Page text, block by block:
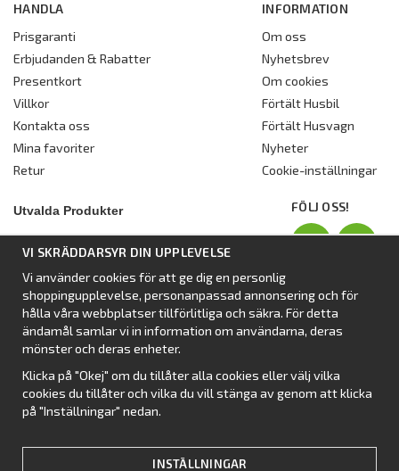
HANDLA
Prisgaranti
Erbjudanden & Rabatter
Presentkort
Villkor
Kontakta oss
Mina favoriter
Retur
INFORMATION
Om oss
Nyhetsbrev
Om cookies
Förtält Husbil
Förtält Husvagn
Nyheter
Cookie-inställningar
Utvalda Produkter
Dometic Stuga Rest
Isabellas Året runt tält Villa
Förtält från Dometic
Förtält Isabella
Förtält från SvenskaTält
Nyhet: Campingtält
FÖLJ OSS!
VI SKRÄDDARSYR DIN UPPLEVELSE
Vi använder cookies för att ge dig en personlig
shoppingupplevelse, personanpassad annonsering och för
hålla våra webbplatser tillförlitliga och säkra. För detta
ändamål samlar vi in information om användarna, deras
mönster och deras enheter.
Klicka på "Okej" om du tillåter alla cookies eller välj vilka
cookies du tillåter och vilka du vill stänga av genom att klicka
på "Inställningar" nedan.
INSTÄLLNINGAR